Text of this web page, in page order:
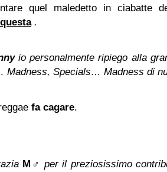
quel maledetto in ciabatte
questa .
io personalmente ripiego alla
Madness, Specials… Madness di
fa cagare.
M♂ per il preziosissimo